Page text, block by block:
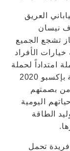
العريق
نيسان
تشجع الجميع
الأفراد
امتداداً لحملة
علامة نيسان التجارية "فلنتحرك" الخاصة بإكسبو 2020
من بصمتهم
اليومية
الطاقة
فريدة تحمل